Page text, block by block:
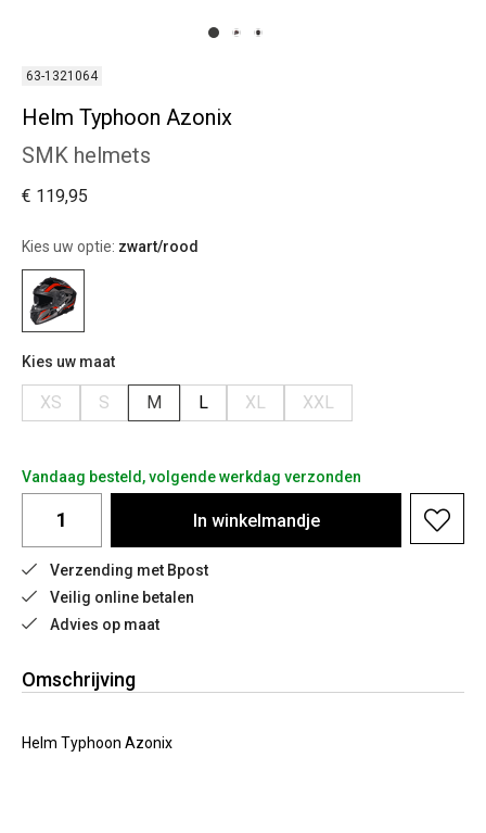
63-1321064
Helm Typhoon Azonix
SMK helmets
€ 119,95
Kies uw optie: zwart/rood
Kies uw maat
XS S M L XL XXL
Vandaag besteld, volgende werkdag verzonden
In winkelmandje
Verzending met Bpost
Veilig online betalen
Advies op maat
Omschrijving
Helm Typhoon Azonix